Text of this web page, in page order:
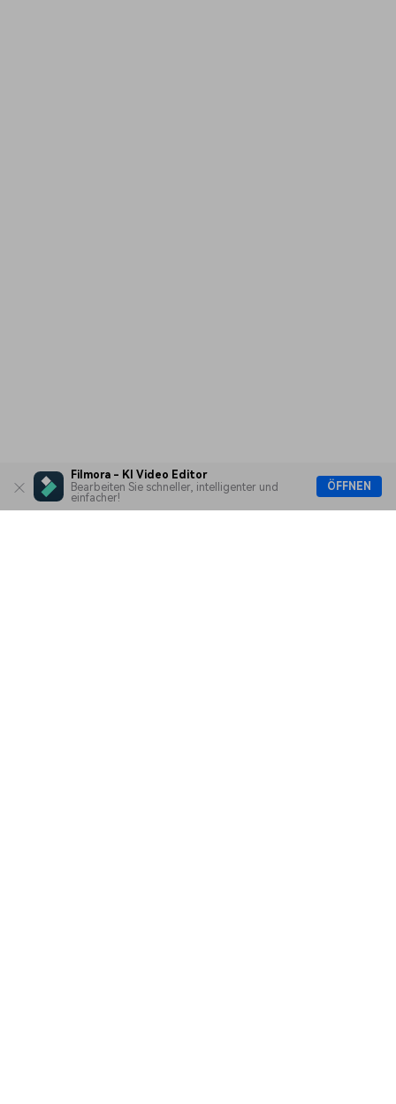
Filmora - KI Video Editor
Bearbeiten Sie schneller, intelligenter und
einfacher!
ÖFFNEN